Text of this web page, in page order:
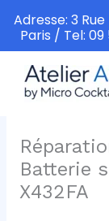
contenu
Batterie
X432FA
Adresse: 3
Paris / Tel: